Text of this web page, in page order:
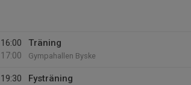
16:00
17:00
Träning
Gympahallen Byske
19:30
Fysträning